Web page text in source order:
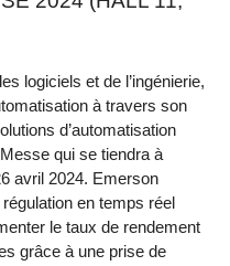
logiciels et de l’ingénierie,
à travers son
d’automatisation
qui se tiendra à
avril 2024. Emerson
en temps réel
le taux de rendement
grâce à une prise de